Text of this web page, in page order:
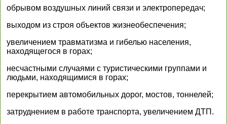
обрывом воздушных линий связи и электропередач;
выходом из строя объектов жизнеобеспечения;
увеличением травматизма и гибелью населения,
находящегося в горах;
несчастными случаями с туристическими группами и
людьми, находящимися в горах;
перекрытием автомобильных дорог, мостов, тоннелей;
затруднением в работе транспорта, увеличением ДТП.